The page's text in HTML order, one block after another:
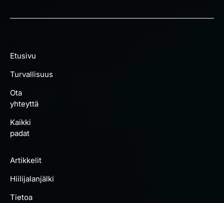
Etusivu
Turvallisuus
Ota
yhteyttä
Kaikki
padat
Artikkelit
Hiilijalanjälki
Tietoa